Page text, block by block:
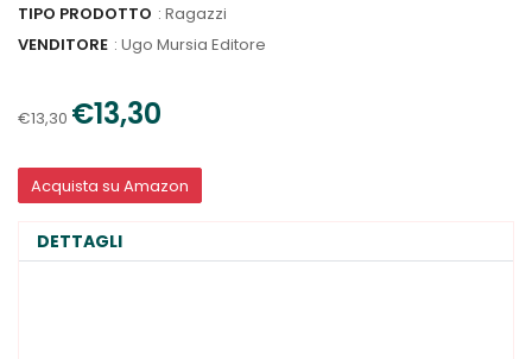
TIPO PRODOTTO : Ragazzi
VENDITORE : Ugo Mursia Editore
€13,30 €13,30
Acquista su Amazon
DETTAGLI